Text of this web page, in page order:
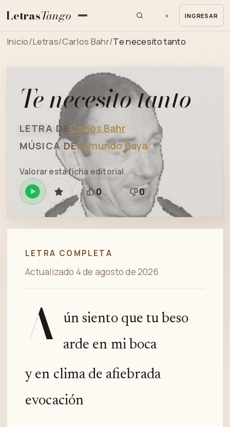
LetrasTango ◐ INGRESAR
Inicio/Letras/Carlos Bahr/Te necesito tanto
Te necesito tanto
LETRA DECarlos Bahr
MÚSICA DEEdmundo Baya
Reproducir
GUARDAR
Valorar esta ficha editorial
Está
bien
0
Necesita
revisión
0
LETRA COMPLETA
Actualizado 4 de agosto de 2026
A
ún siento que tu beso
arde en mi boca
y en clima de afiebrada
evocación